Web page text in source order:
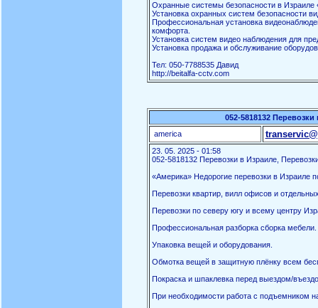
Охранные системы безопасности в Израиле
Установка охранных систем безопасности
Профессиональная установка
комфорта.
Установка систем видео наблюдения для
Установка продажа и обслуживание
Тел: 050-7788535 Давид
http://beitalfa-cctv.com
052-5818132
america
23. 05. 2025 - 01:58
052-5818132 Перевозки в Израиле,
«Америка» Недорогие перевозки в Израиле
Перевозки квартир, вилл офисов и
Перевозки по северу югу и всему центру
Профессиональная разборка сборка мебели.
Упаковка вещей и оборудования.
Обмотка вещей в защитную плёнку всем
Покраска и шпаклевка перед выездом/
При необходимости работа с подъемником